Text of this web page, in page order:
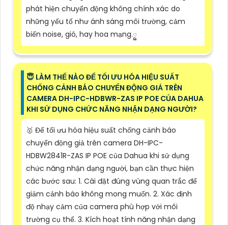
phát hiện chuyển động không chính xác do
những yếu tố như ánh sáng môi trường, cảm
biến noise, gió, hay hoa mạng.្ឯ
😇 LÀM THẾ NÀO ĐỂ TỐI ƯU HÓA HIỆU SUẤT
CHỐNG CẢNH BÁO CHUYỂN ĐỘNG GIẢ TRÊN
CAMERA DH-IPC-HDBWR-ZAS IP POE CỦA DAHUA
KHI SỬ DỤNG CHỨC NĂNG NHẬN DẠNG NGƯỜI?
🥇 Để tối ưu hóa hiệu suất chống cảnh báo
chuyển động giả trên camera DH-IPC-
HDBW2841R-ZAS IP POE của Dahua khi sử dụng
chức năng nhận dạng người, bạn cần thực hiện
các bước sau: 1. Cài đặt đúng vùng quan trắc để
giảm cảnh báo không mong muốn. 2. Xác định
độ nhạy cảm của camera phù hợp với môi
trường cụ thể. 3. Kích hoạt tính năng nhận dạng